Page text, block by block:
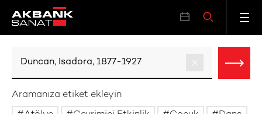
Aramanıza etiket ekleyin